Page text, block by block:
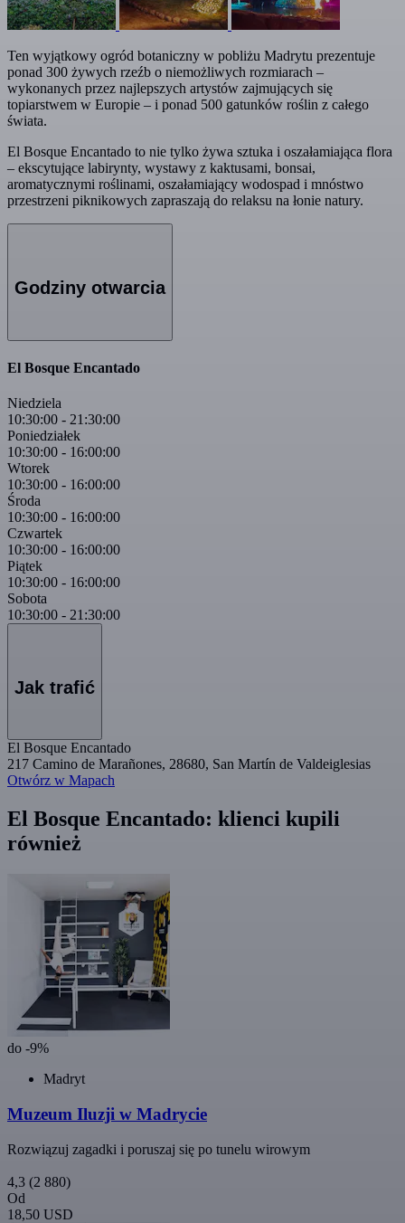
Ten wyjątkowy ogród botaniczny w pobliżu Madrytu prezentuje
ponad 300 żywych rzeźb o niemożliwych rozmiarach –
wykonanych przez najlepszych artystów zajmujących się
topiarstwem w Europie – i ponad 500 gatunków roślin z całego
świata.
El Bosque Encantado to nie tylko żywa sztuka i oszałamiająca flora
– ekscytujące labirynty, wystawy z kaktusami, bonsai,
aromatycznymi roślinami, oszałamiający wodospad i mnóstwo
przestrzeni piknikowych zapraszają do relaksu na łonie natury.
Godziny otwarcia
El Bosque Encantado
Niedziela
10:30:00 - 21:30:00
Poniedziałek
10:30:00 - 16:00:00
Wtorek
10:30:00 - 16:00:00
Środa
10:30:00 - 16:00:00
Czwartek
10:30:00 - 16:00:00
Piątek
10:30:00 - 16:00:00
Sobota
10:30:00 - 21:30:00
Jak trafić
El Bosque Encantado
217 Camino de Marañones, 28680, San Martín de Valdeiglesias
Otwórz w Mapach
El Bosque Encantado: klienci kupili
również
do -9%
Madryt
Muzeum Iluzji w Madrycie
Rozwiązuj zagadki i poruszaj się po tunelu wirowym
4,3 (2 880)
Od
18,50 USD